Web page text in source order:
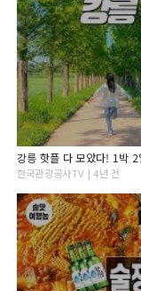
강릉 핫플 다 모았다! 1박
한국관광공사TV | 4년 전